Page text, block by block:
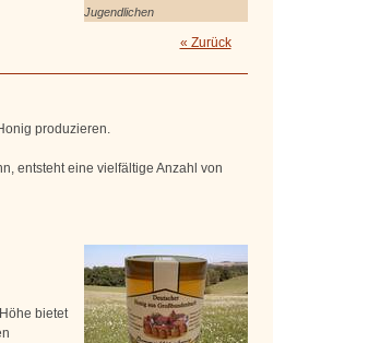
Jugendlichen
« Zurück
produzieren.
entsteht eine vielfältige Anzahl von
bietet